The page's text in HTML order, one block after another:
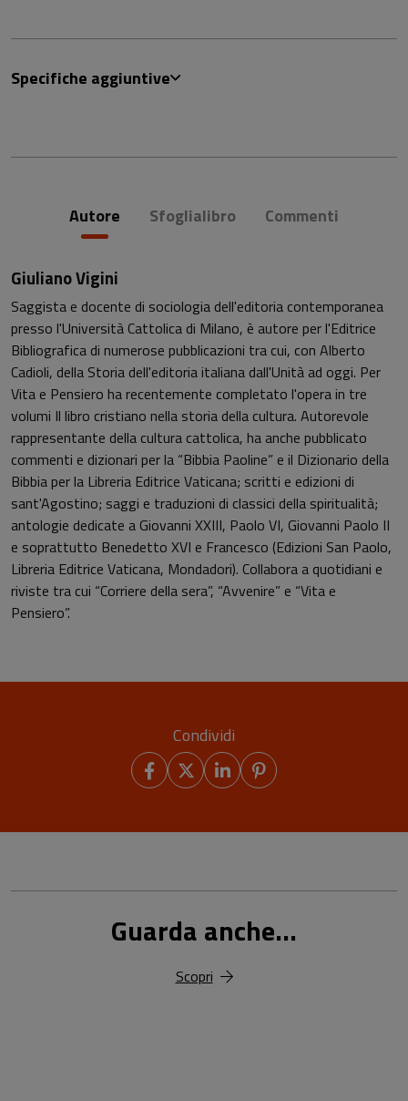
Specifiche aggiuntive
Autore Sfoglialibro Commenti
Giuliano Vigini
Saggista e docente di sociologia dell'editoria contemporanea
presso l'Università Cattolica di Milano, è autore per l'Editrice
Bibliografica di numerose pubblicazioni tra cui, con Alberto
Cadioli, della Storia dell'editoria italiana dall'Unità ad oggi. Per
Vita e Pensiero ha recentemente completato l'opera in tre
volumi Il libro cristiano nella storia della cultura. Autorevole
rappresentante della cultura cattolica, ha anche pubblicato
commenti e dizionari per la “Bibbia Paoline” e il Dizionario della
Bibbia per la Libreria Editrice Vaticana; scritti e edizioni di
sant'Agostino; saggi e traduzioni di classici della spiritualità;
antologie dedicate a Giovanni XXIII, Paolo VI, Giovanni Paolo II
e soprattutto Benedetto XVI e Francesco (Edizioni San Paolo,
Libreria Editrice Vaticana, Mondadori). Collabora a quotidiani e
riviste tra cui “Corriere della sera”, “Avvenire” e “Vita e
Pensiero”.
Condividi
Guarda anche...
Scopri